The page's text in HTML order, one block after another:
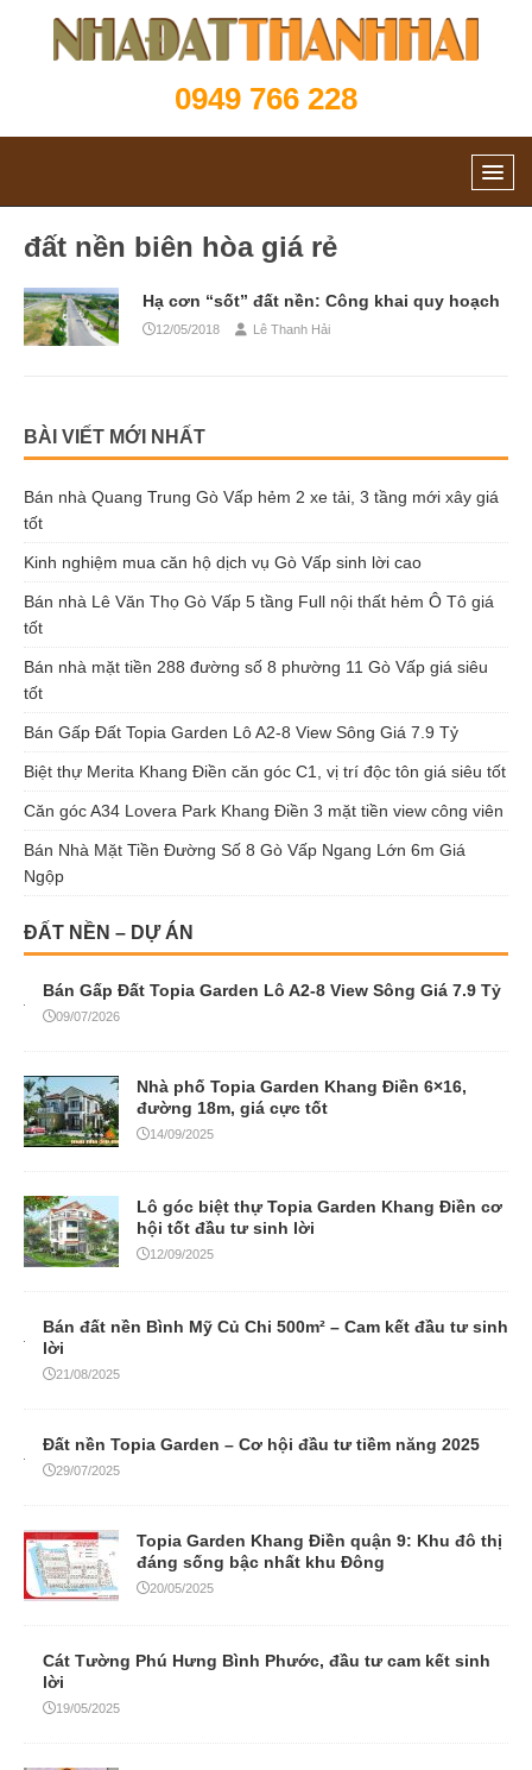
0949 766 228
đất nền biên hòa giá rẻ
Hạ cơn “sốt” đất nền: Công khai quy hoạch
12/05/2018 Lê Thanh Hải
BÀI VIẾT MỚI NHẤT
Bán nhà Quang Trung Gò Vấp hẻm 2 xe tải, 3 tầng mới xây giá
tốt
Kinh nghiệm mua căn hộ dịch vụ Gò Vấp sinh lời cao
Bán nhà Lê Văn Thọ Gò Vấp 5 tầng Full nội thất hẻm Ô Tô giá
tốt
Bán nhà mặt tiền 288 đường số 8 phường 11 Gò Vấp giá siêu
tốt
Bán Gấp Đất Topia Garden Lô A2-8 View Sông Giá 7.9 Tỷ
Biệt thự Merita Khang Điền căn góc C1, vị trí độc tôn giá siêu tốt
Căn góc A34 Lovera Park Khang Điền 3 mặt tiền view công viên
Bán Nhà Mặt Tiền Đường Số 8 Gò Vấp Ngang Lớn 6m Giá
Ngộp
ĐẤT NỀN – DỰ ÁN
Bán Gấp Đất Topia Garden Lô A2-8 View Sông Giá 7.9 Tỷ
09/07/2026
Nhà phố Topia Garden Khang Điền 6×16,
đường 18m, giá cực tốt
14/09/2025
Lô góc biệt thự Topia Garden Khang Điền cơ
hội tốt đầu tư sinh lời
12/09/2025
Bán đất nền Bình Mỹ Củ Chi 500m² – Cam kết đầu tư sinh
lời
21/08/2025
Đất nền Topia Garden – Cơ hội đầu tư tiềm năng 2025
29/07/2025
Topia Garden Khang Điền quận 9: Khu đô thị
đáng sống bậc nhất khu Đông
20/05/2025
Cát Tường Phú Hưng Bình Phước, đầu tư cam kết sinh
lời
19/05/2025